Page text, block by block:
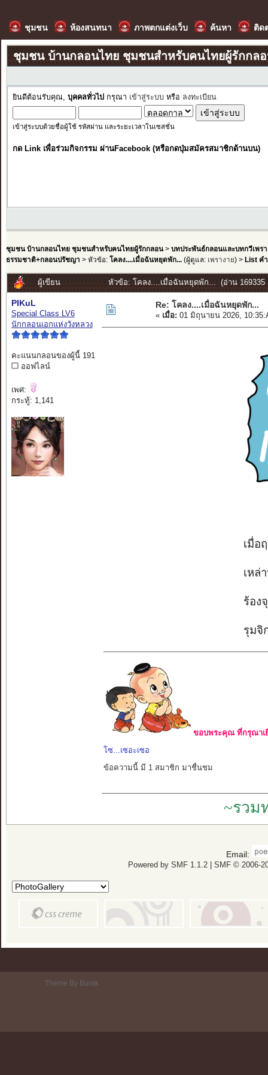
ชุมชน ห้องสนทนา ภาพตกแต่งเว็บ ค้นหา ติด
ชุมชน บ้านกลอนไทย ชุมชนสำหรับคนไทยผู้รักกล
ยินดีต้อนรับคุณ, บุคคลทั่วไป กรุณา เข้าสู่ระบบ หรือ ลงทะเบียน
เข้าสู่ระบบด้วยชื่อผู้ใช้ รหัสผ่าน และระยะเวลาในเซสชั่น
กด Link เพื่อร่วมกิจกรรม ผ่านFacebook (หรือกดปุ่มสมัครสมาชิกด้านบน)
ชุมชน บ้านกลอนไทย ชุมชนสำหรับคนไทยผู้รักกลอน> บทประพันธ์กลอนและบทกวีเพรา
ธรรมชาติ+กลอนปรัชญา > หัวข้อ: โคลง....เมื่อฉันหยุดพัก...(ผู้ดูแล: เพรางาย) > List ค
ผู้เขียน หัวข้อ: โคลง....เมื่อฉันหยุดพัก... (อ่าน 169335
PIKuL
Special Class LV6
นักกลอนเอกแห่งวังหลวง
คะแนนกลอนของผู้นี้ 191
ออฟไลน์
เพศ:
กระทู้: 1,141
Re: โคลง....เมื่อฉันหยุดพัก...
« เมื่อ: 01 มิถุนายน 2026,
เมื่อ
เหล่
ร้อง
รุมจิ
ขอบพระคุณ ที่กรุณาเ
โซ...เซอะเซอ
ข้อความนี้ มี 1 สมาชิก มาชื่นชม
~รวม
Email:
Powered by SMF 1.1.2| SMF © 2006-
Theme By Burak